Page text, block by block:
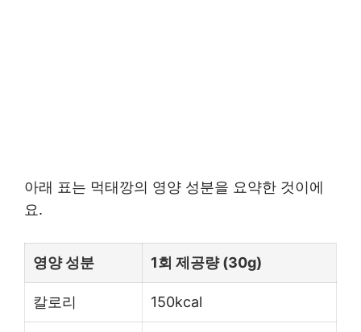
아래 표는 먹태깡의 영양 성분을 요약한 것이에
요.
영양 성분 1회 제공량 (30g)
칼로리 150kcal